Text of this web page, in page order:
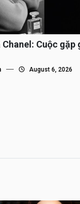
Cuộc gặp
August 6, 2026